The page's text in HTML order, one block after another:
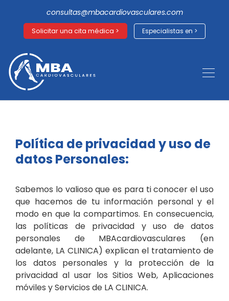
consultas@mbacardiovasculares.com
Solicitar una cita médica > Especialistas en >
Política de privacidad y uso de
datos Personales:
Sabemos lo valioso que es para ti conocer el uso
que hacemos de tu información personal y el
modo en que la compartimos. En consecuencia,
las políticas de privacidad y uso de datos
personales de MBAcardiovasculares (en
adelante, LA CLINICA) explican el tratamiento de
los datos personales y la protección de la
privacidad al usar los Sitios Web, Aplicaciones
móviles y Servicios de LA CLINICA.